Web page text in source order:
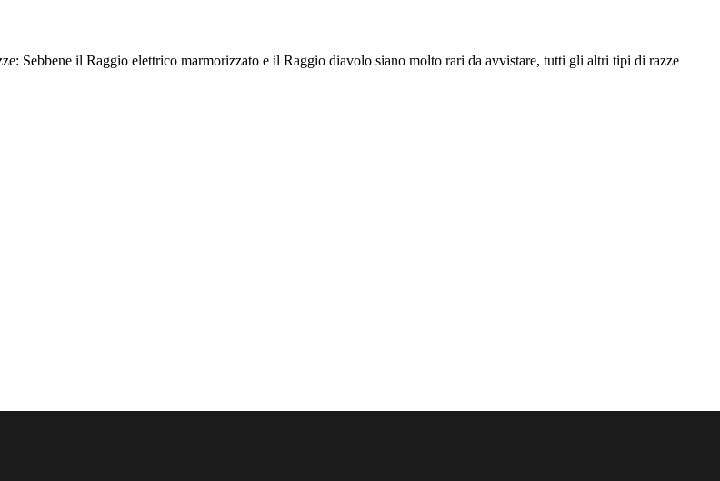
Sebbene il Raggio elettrico marmorizzato e il Raggio diavolo siano molto rari da avvistare, tutti gli altri tipi di razze